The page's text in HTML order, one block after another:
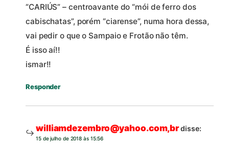
“CARIÚS” – centroavante do “mói de ferro dos
cabischatas”, porém “ciarense”, numa hora dessa,
vai pedir o que o Sampaio e Frotão não têm.
É isso aí!!
ismar!!
Responder
williamdezembro@yahoo.com,brdisse:
15 de julho de 2018 às 15:56